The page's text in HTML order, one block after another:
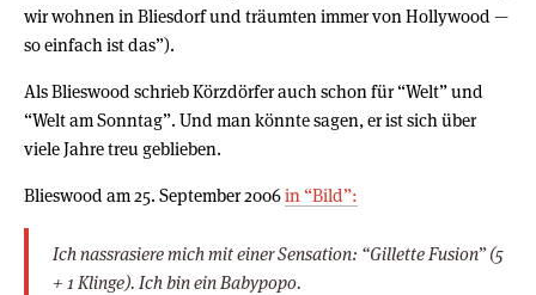
wir wohnen in Bliesdorf und träumten immer von Hollywood —
so einfach ist das”).
Als Blieswood schrieb Körzdörfer auch schon für “Welt” und
“Welt am Sonntag”. Und man könnte sagen, er ist sich über
viele Jahre treu geblieben.
Blieswood am 25. September 2006in “Bild”:
Ich nassrasiere mich mit einer Sensation: “Gillette Fusion” (5
+ 1 Klinge). Ich bin ein Babypopo.